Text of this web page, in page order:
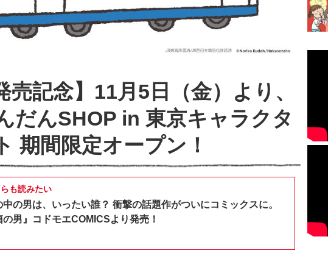
売記念】11月5日（金）より、
だんSHOP in 東京キャラクタ
期間限定オープン！
も読みたい
中の男は、いったい誰？ 衝撃の話題作がついにコミックスに。
の男』コドモエCOMICSより発売！